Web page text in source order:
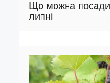
Що можна
липні